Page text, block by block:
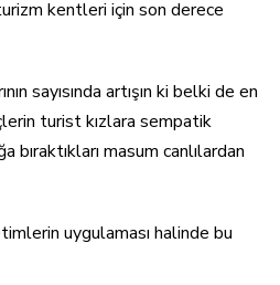
kentleri için son derece
sayısında artışın ki belki de en
turist kızlara sempatik
bıraktıkları masum canlılardan
uygulaması halinde bu